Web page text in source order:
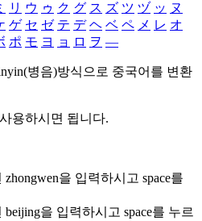
リ ウ ゥ ク グ ス ズ ツ ヅ ッ ヌ
ゲ セ ゼ テ デ ヘ ベ ペ メ レ オ
ポ モ ヨ ョ ロ ヲ ―
병음)방식으로 중국어를 변환
용하시면 됩니다.
zhongwen을 입력하시고 space를
beijing을 입력하시고 space를 누르